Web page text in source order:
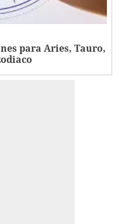
para Aries, Tauro,